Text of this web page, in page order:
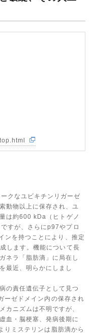
クなユビキチンリガーゼ
動物以上に保存され、ユ
は約600 kDa（ヒトゲノ
すが、さらにp97やプロ
ンを持つことにより、推定
します。機能について長
ネラ「脂肪滴」に局在し
最近、明らかにしまし
の責任遺伝子として見つ
ーゼドメイン内の保存され
カニズムは不明ですが、
血・脳梗塞、発病後期に
ミステリンは脂肪滴から